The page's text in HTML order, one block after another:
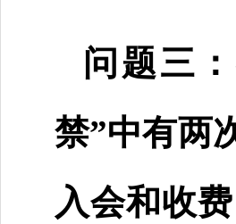
问题三
禁”中有两
入会和收